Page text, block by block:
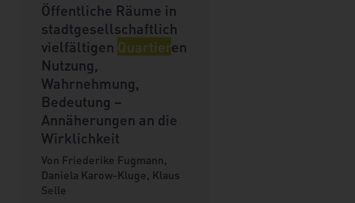
Öffentliche Räume in
stadtgesellschaftlich
vielfältigen Quartieren
Nutzung,
Wahrnehmung,
Bedeutung –
Annäherungen an die
Wirklichkeit
Von Friederike Fugmann,
Daniela Karow-Kluge, Klaus
Selle